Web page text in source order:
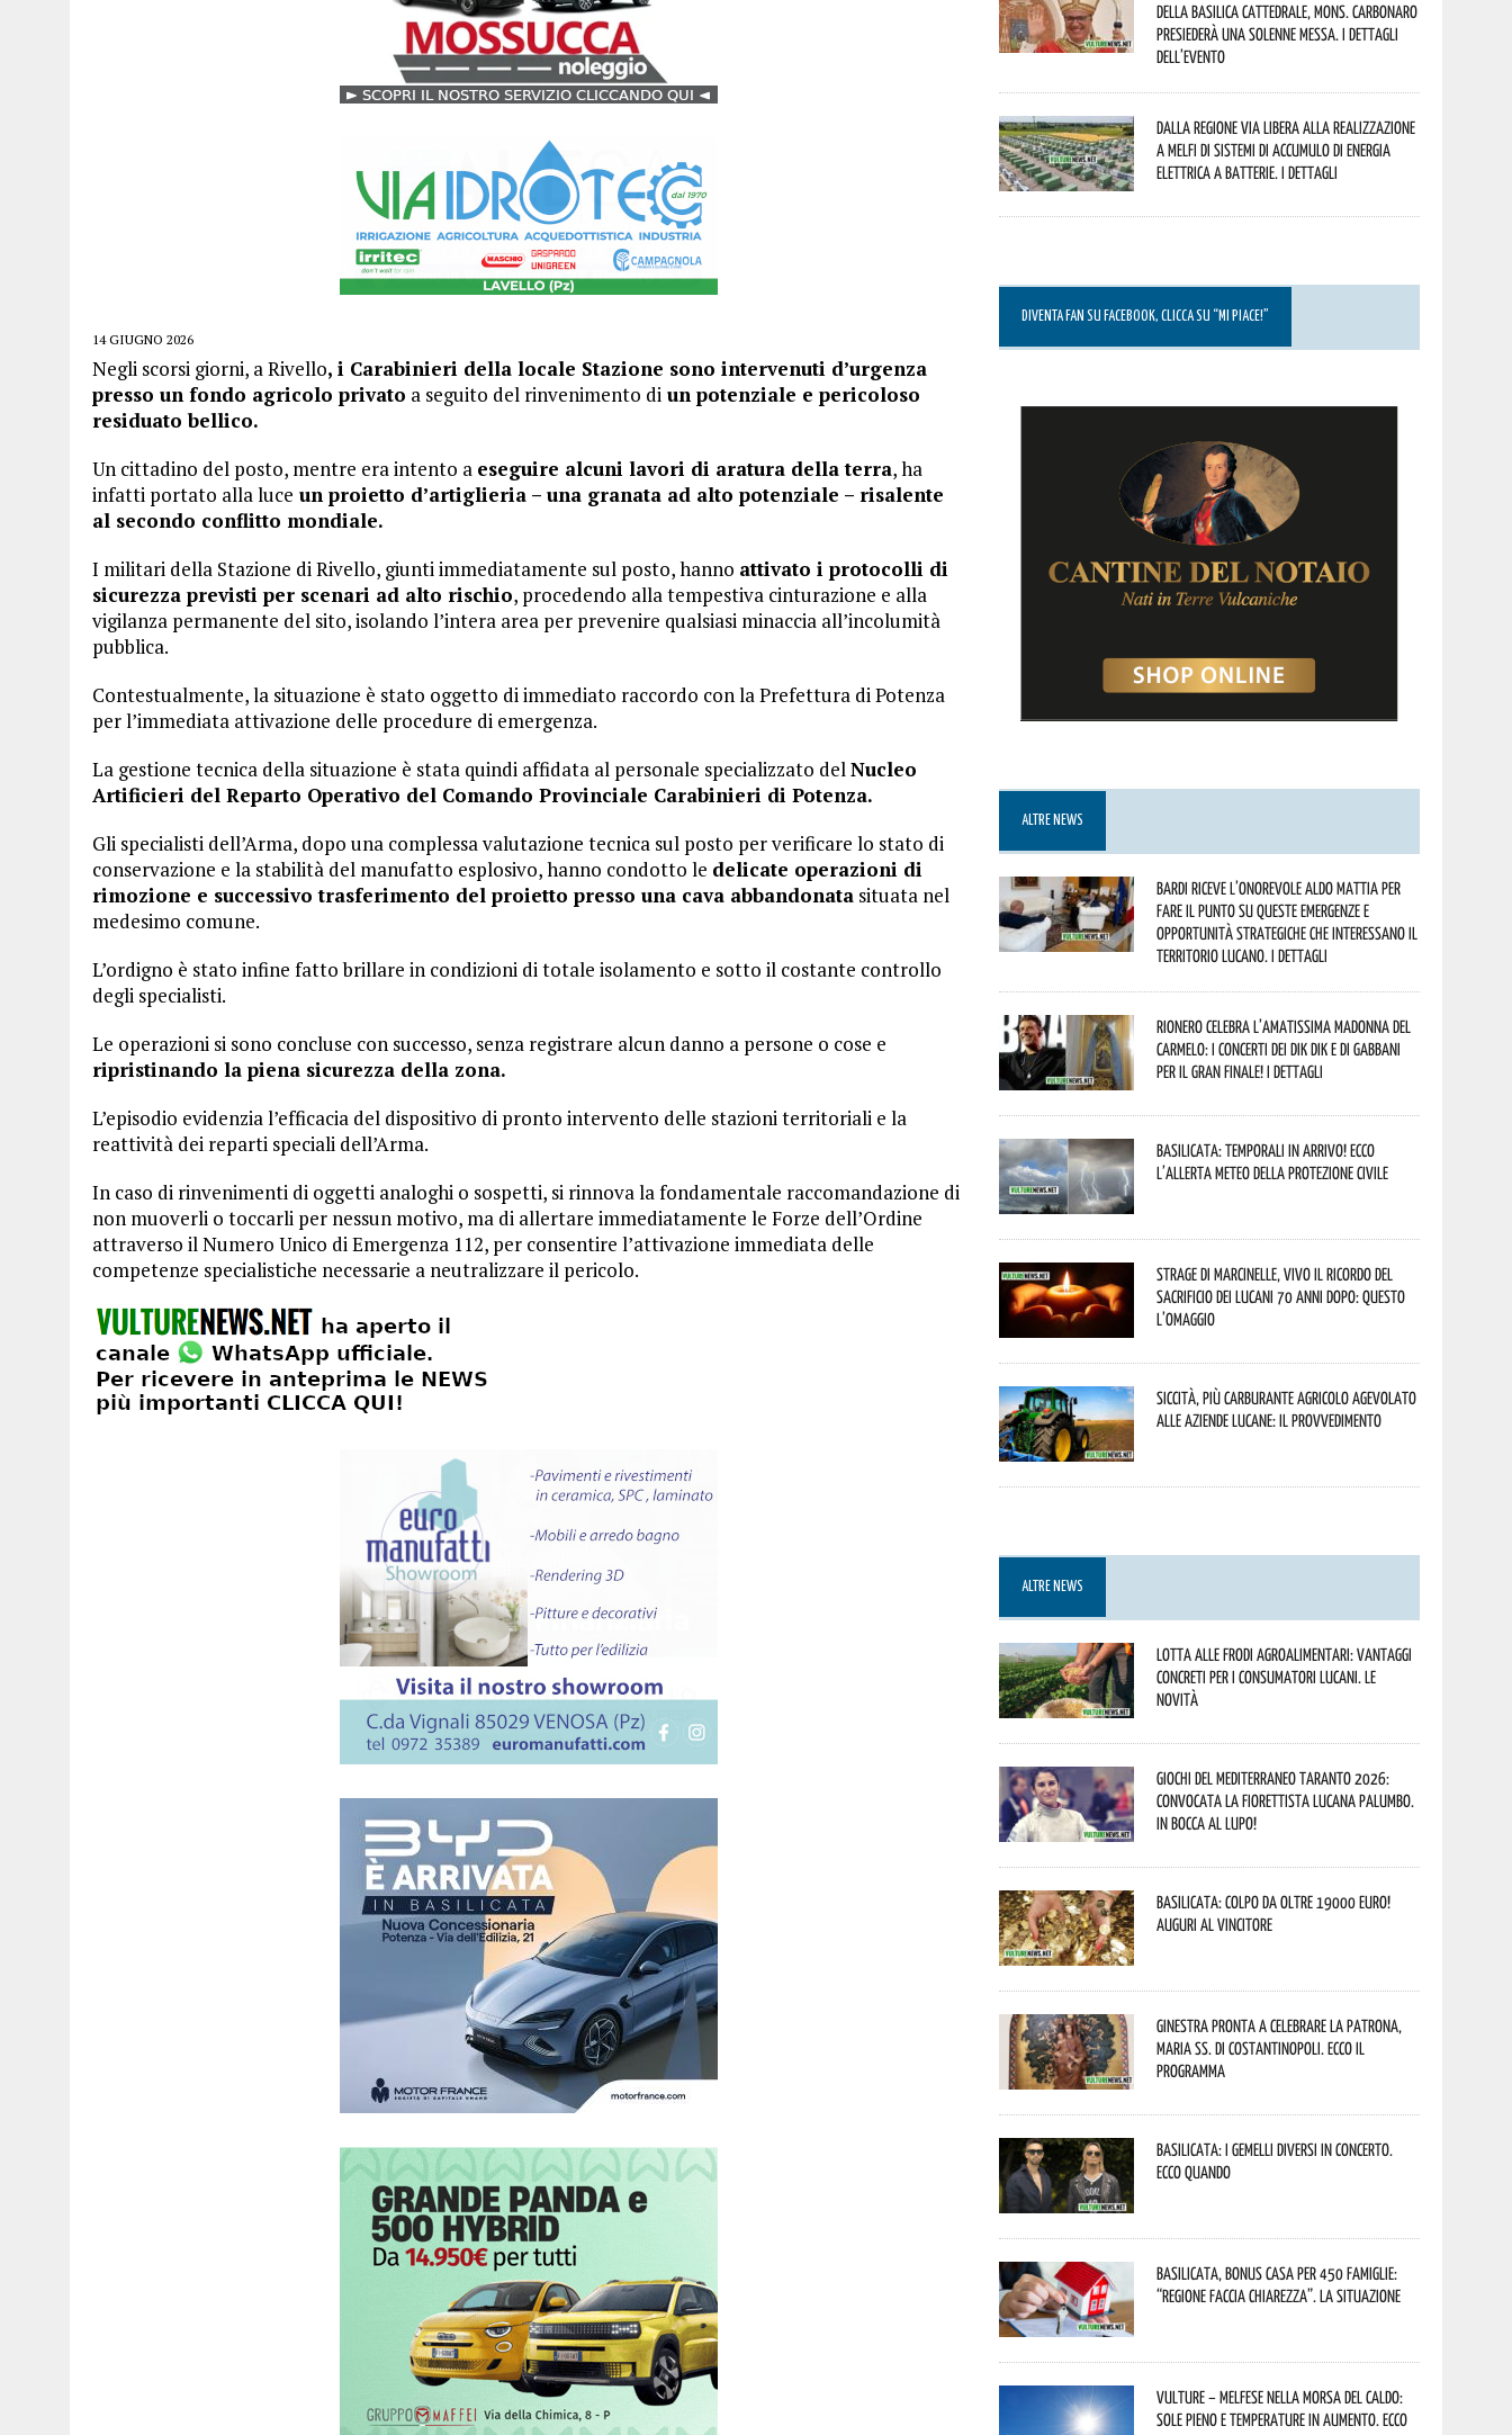
14 GIUGNO 2026
Negli scorsi giorni, a Rivello, i Carabinieri della locale Stazione sono intervenuti d’urgenza
presso un fondo agricolo privato a seguito del rinvenimento di un potenziale e pericoloso
residuato bellico.
Un cittadino del posto, mentre era intento a eseguire alcuni lavori di aratura della terra, ha
infatti portato alla luce un proietto d’artiglieria – una granata ad alto potenziale – risalente
al secondo conflitto mondiale.
I militari della Stazione di Rivello, giunti immediatamente sul posto, hanno attivato i protocolli di
sicurezza previsti per scenari ad alto rischio, procedendo alla tempestiva cinturazione e alla
vigilanza permanente del sito, isolando l’intera area per prevenire qualsiasi minaccia all’incolumità
pubblica.
Contestualmente, la situazione è stato oggetto di immediato raccordo con la Prefettura di Potenza
per l’immediata attivazione delle procedure di emergenza.
La gestione tecnica della situazione è stata quindi affidata al personale specializzato delNucleo
Artificieri del Reparto Operativo del Comando Provinciale Carabinieri di Potenza.
Gli specialisti dell’Arma, dopo una complessa valutazione tecnica sul posto per verificare lo stato di
conservazione e la stabilità del manufatto esplosivo, hanno condotto le delicate operazioni di
rimozione e successivo trasferimento del proietto presso una cava abbandonata situata nel
medesimo comune.
L’ordigno è stato infine fatto brillare in condizioni di totale isolamento e sotto il costante controllo
degli specialisti.
Le operazioni si sono concluse con successo, senza registrare alcun danno a persone o cose e
ripristinando la piena sicurezza della zona.
L’episodio evidenzia l’efficacia del dispositivo di pronto intervento delle stazioni territoriali e la
reattività dei reparti speciali dell’Arma.
In caso di rinvenimenti di oggetti analoghi o sospetti, si rinnova la fondamentale raccomandazione di
non muoverli o toccarli per nessun motivo, ma di allertare immediatamente le Forze dell’Ordine
attraverso il Numero Unico di Emergenza 112, per consentire l’attivazione immediata delle
competenze specialistiche necessarie a neutralizzare il pericolo.
della Basilica Cattedrale, Mons. Carbonaro
presiederà una solenne messa. I dettagli
dell’evento
Dalla Regione via libera alla realizzazione
a Melfi di sistemi di accumulo di energia
elettrica a batterie. I dettagli
DIVENTA FAN SU FACEBOOK, CLICCA SU “MI PIACE!”
ALTRE NEWS
Bardi riceve l’onorevole Aldo Mattia per
fare il punto su queste emergenze e
opportunità strategiche che interessano il
territorio lucano. I dettagli
Rionero celebra l’amatissima Madonna del
Carmelo: i concerti dei DIK DIK e di Gabbani
per il gran finale! I dettagli
Basilicata: temporali in arrivo! Ecco
l’allerta meteo della Protezione civile
Strage di Marcinelle, vivo il ricordo del
sacrificio dei lucani 70 anni dopo: questo
l’omaggio
Siccità, più carburante agricolo agevolato
alle aziende lucane: il provvedimento
ALTRE NEWS
Lotta alle frodi agroalimentari: vantaggi
concreti per i consumatori lucani. Le
novità
Giochi del Mediterraneo Taranto 2026:
convocata la fiorettista lucana Palumbo.
In bocca al lupo!
Basilicata: colpo da oltre 19000 Euro!
Auguri al vincitore
Ginestra pronta a celebrare la Patrona,
Maria SS. di Costantinopoli. Ecco il
programma
Basilicata: i Gemelli DiVersi in concerto.
Ecco quando
Basilicata, Bonus casa per 450 famiglie:
“Regione faccia chiarezza”. La situazione
Vulture – melfese nella morsa del caldo:
sole pieno e temperature in aumento. Ecco